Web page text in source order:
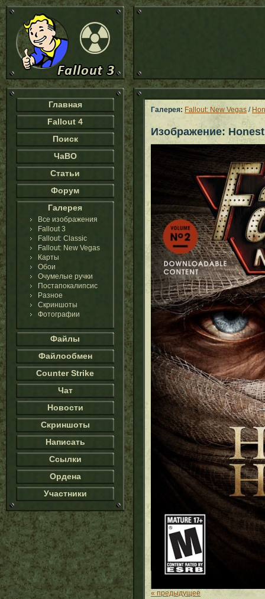
Главная
Fallout 4
Поиск
ЧаВО
Статьи
Форум
Галерея
Все изображения
Fallout 3
Fallout: Classic
Fallout: New Vegas
Карты
Обои
Очумелые ручки
Постапокалипсис
Разное
Скриншоты
Фотографии
Файлы
Файлообмен
Counter Strike
Чат
Новости
Скриншоты
Написать
Ссылки
Ордена
Участники
Галерея: Fallout: New Vegas /
Изображение:
« предыдущее